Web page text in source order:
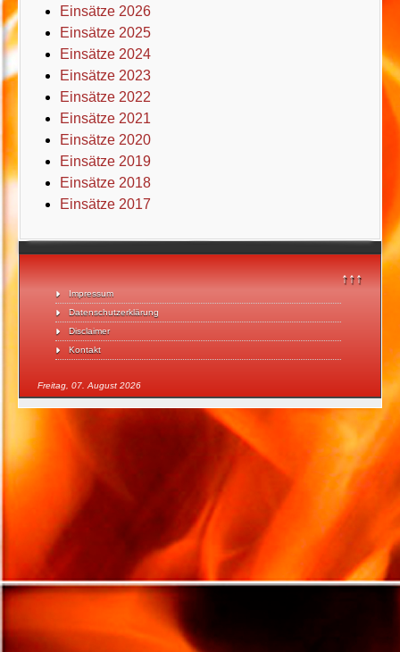
↑↑↑
Impressum
Datenschutzerklärung
Disclaimer
Kontakt
Freitag, 07. August 2026
Einsätze 2026
Einsätze 2025
Einsätze 2024
Einsätze 2023
Einsätze 2022
Einsätze 2021
Einsätze 2020
Einsätze 2019
Einsätze 2018
Einsätze 2017